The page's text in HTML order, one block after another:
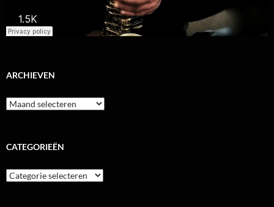
ARCHIEVEN
Archieven
CATEGORIEËN
Categorieën